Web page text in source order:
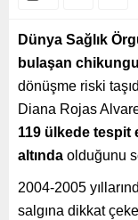
Dünya Sağlık
bulaşan
dönüşme riski
Diana Rojas
119 ülkede tespit
altında olduğunu
2004-2005
salgına dikkat